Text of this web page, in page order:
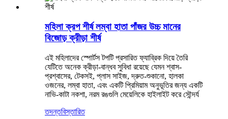
মহিলা ক্রপ শীর্ষ লম্বা হাতা পাঁজর উচ্চ মানের
বিজোড় ক্রীড়া শীর্ষ
এই মহিলাদের স্পোর্টস টপটি প্রসারিত ফ্যাব্রিক দিয়ে তৈরি
যেটিতে অনেক ক্রীড়া-বান্ধব সুবিধা রয়েছে যেমন শ্বাস-
প্রশ্বাসের, টেকসই, প্লাস সাইজ, দ্রুত-শুকানো, হালকা
ওজনের, লম্বা হাতা, এবং একটি প্রিমিয়াম অনুভূতির জন্য একটি
নাভি-কাটা নকশা, নরম রঙগুলি মেয়েলিকে হাইলাইট করে সৌন্দর্য
তদন্তবিস্তারিত